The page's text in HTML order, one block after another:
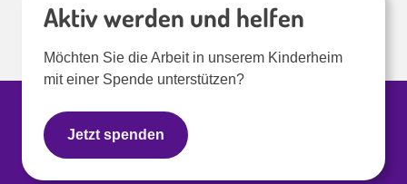
Aktiv werden und helfen
Möchten Sie die Arbeit in unserem Kinderheim
mit einer Spende unterstützen?
Jetzt spenden